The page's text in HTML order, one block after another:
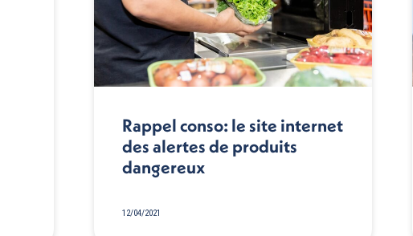
Rappel conso: le site internet
des alertes de produits
dangereux
12/04/2021